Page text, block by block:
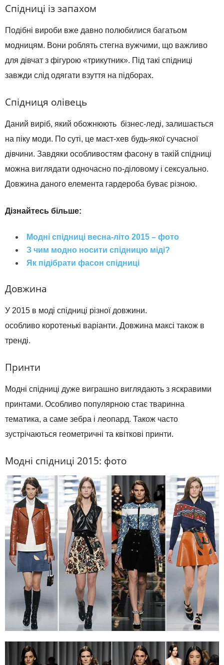
Спідниці із запахом
Подібні вироби вже давно полюбилися багатьом
модницям. Вони роблять стегна вужчими, що важливо
для дівчат з фігурою «трикутник». Під такі спідниці
завжди слід одягати взуття на підборах.
Спідниця олівець
Даний виріб, який обожнюють бізнес-леді, залишається
на піку моди. По суті, це маст-хев будь-якої сучасної
дівчини. Завдяки особливостям фасону в такій спідниці
можна виглядати одночасно по-діловому і сексуально.
Довжина даного елемента гардероба буває різною.
Дізнайтесь більше:
Модні спідниці весна-літо 2015 – фото
З чим модно носити спідницю міді?
Як підібрати фасон спідниці
Довжина
У 2015 в моді спідниці різної довжини.
особливо коротенькі варіанти. Довжина максі також в
тренді.
Принти
Модні спідниці дуже виграшно виглядають з яскравими
принтами. Особливо популярною стає тваринна
тематика, а саме зебра і леопард. Також часто
зустрічаються геометричні та квіткові принти.
Модні спідниці 2015: фото